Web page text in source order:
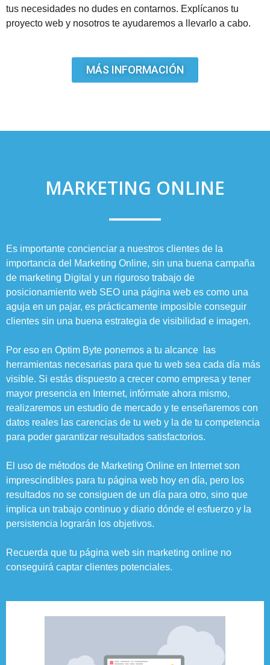
tus necesidades no dudes en contarnos. Explícanos tu
proyecto web y nosotros te ayudaremos a llevarlo a cabo.
MÁS INFORMACIÓN
MARKETING ONLINE
Es importante concienciar a nuestros clientes de la
importancia del Marketing Online, sin una buena campaña
de marketing Digital y un riguroso trabajo de
posicionamiento web SEO una página web es como una
aguja en un pajar, es prácticamente imposible conseguir
clientes sin una buena estrategia de visibilidad e imagen.
Por eso en Optim Byte ponemos a tu alcance las
herramientas necesarias para que tu web sea cada día más
visible. Si estás dispuesto a crecer como empresa y tener
mayor presencia en Internet, infórmate ahora mismo,
realizaremos un estudio de mercado y te enseñaremos con
datos reales las carencias de tu web y la de tu competencia
para poder garantizar resultados satisfactorios.
El uso de métodos de Marketing Online en Internet son
imprescindibles para tu página web hoy en día, pero los
resultados no se consiguen de un día para otro, sino que
implica un trabajo continuo y diario dónde el esfuerzo y la
persistencia lograrán los objetivos.
Recuerda que tu página web sin marketing online no
conseguirá captar clientes potenciales.